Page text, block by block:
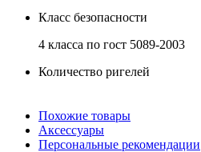
Класс безопасности
4 класса по гост 5089-2003
Количество ригелей
Похожие товары
Аксессуары
Персональные рекомендации